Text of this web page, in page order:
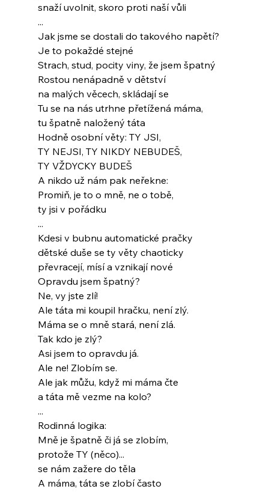
snaží uvolnit, skoro proti naší vůli
...
Jak jsme se dostali do takového napětí?
Je to pokaždé stejné
Strach, stud, pocity viny, že jsem špatný
Rostou nenápadně v dětství
na malých věcech, skládají se
Tu se na nás utrhne přetížená máma,
tu špatně naložený táta
Hodně osobní věty: TY JSI,
TY NEJSI, TY NIKDY NEBUDEŠ,
TY VŽDYCKY BUDEŠ
A nikdo už nám pak neřekne:
Promiň, je to o mně, ne o tobě,
ty jsi v pořádku
...
Kdesi v bubnu automatické pračky
dětské duše se ty věty chaoticky
převracejí, mísí a vznikají nové
Opravdu jsem špatný?
Ne, vy jste zlí!
Ale táta mi koupil hračku, není zlý.
Máma se o mně stará, není zlá.
Tak kdo je zlý?
Asi jsem to opravdu já.
Ale ne! Zlobím se.
Ale jak můžu, když mi máma čte
a táta mě vezme na kolo?
...
Rodinná logika:
Mně je špatně či já se zlobím,
protože TY (něco)...
se nám zažere do těla
A máma, táta se zlobí často